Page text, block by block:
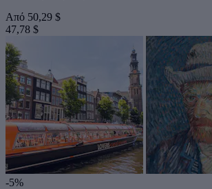
Από 50,29 $
47,78 $
-5%